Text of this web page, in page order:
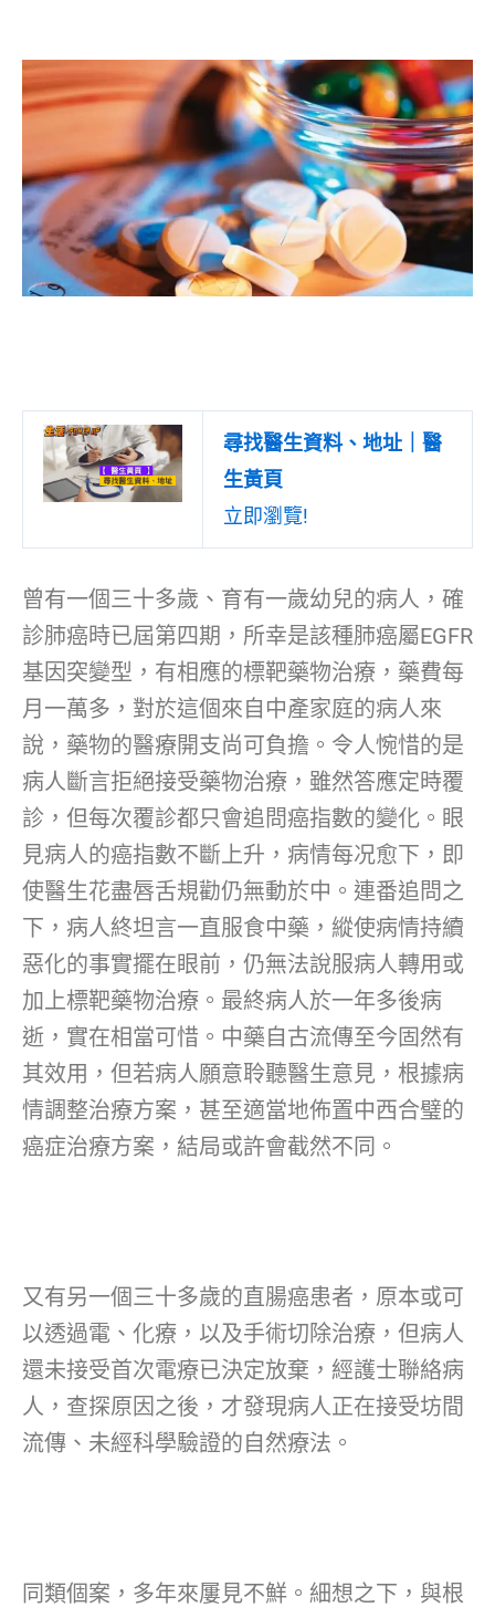
尋找醫生資料、地址｜醫
生黃頁
立即瀏覽!
曾有一個三十多歲、育有一歲幼兒的病人，確
診肺癌時已屆第四期，所幸是該種肺癌屬EGFR
基因突變型，有相應的標靶藥物治療，藥費每
月一萬多，對於這個來自中產家庭的病人來
說，藥物的醫療開支尚可負擔。令人惋惜的是
病人斷言拒絕接受藥物治療，雖然答應定時覆
診，但每次覆診都只會追問癌指數的變化。眼
見病人的癌指數不斷上升，病情每况愈下，即
使醫生花盡唇舌規勸仍無動於中。連番追問之
下，病人終坦言一直服食中藥，縱使病情持續
惡化的事實擺在眼前，仍無法說服病人轉用或
加上標靶藥物治療。最終病人於一年多後病
逝，實在相當可惜。中藥自古流傳至今固然有
其效用，但若病人願意聆聽醫生意見，根據病
情調整治療方案，甚至適當地佈置中西合璧的
癌症治療方案，結局或許會截然不同。
又有另一個三十多歲的直腸癌患者，原本或可
以透過電、化療，以及手術切除治療，但病人
還未接受首次電療已決定放棄，經護士聯絡病
人，查探原因之後，才發現病人正在接受坊間
流傳、未經科學驗證的自然療法。
同類個案，多年來屢見不鮮。細想之下，與根